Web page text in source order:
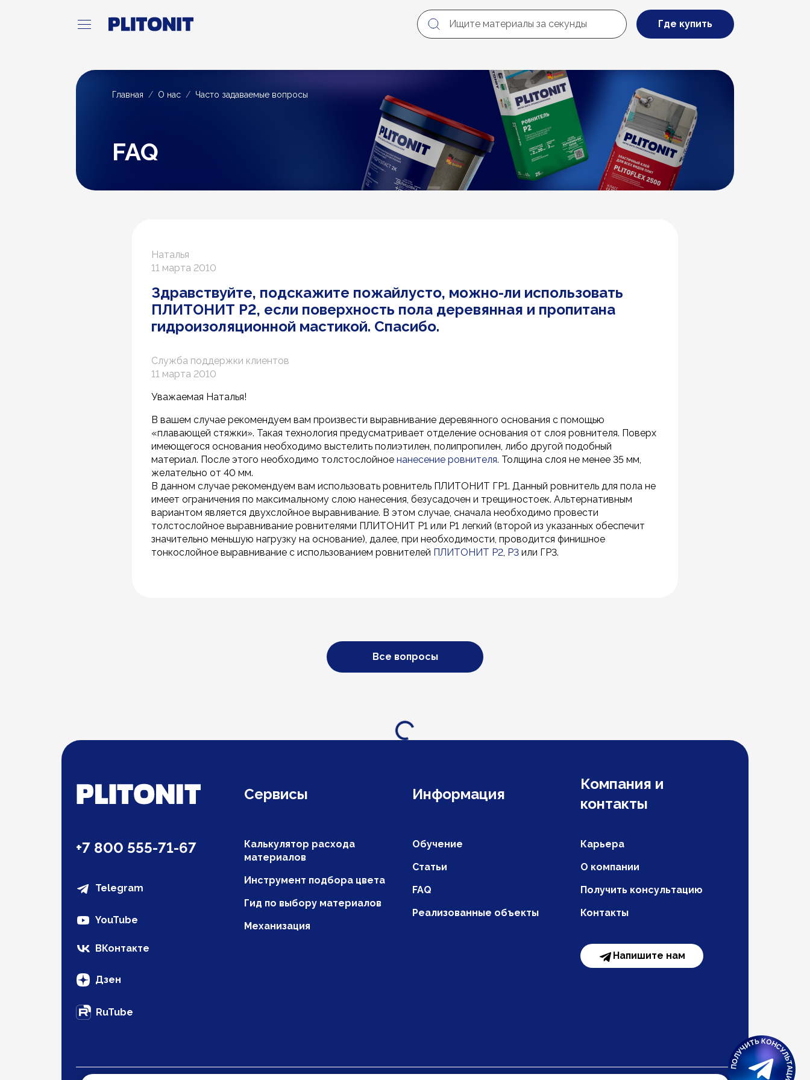
Где купить
Главная О нас Часто задаваемые вопросы
FAQ
Наталья
11 марта 2010
Здравствуйте, подскажите пожайлусто, можно-ли использовать
ПЛИТОНИТ Р2, если поверхность пола деревянная и пропитана
гидроизоляционной мастикой. Спасибо.
Служба поддержки клиентов
11 марта 2010
Уважаемая Наталья!
В вашем случае рекомендуем вам произвести выравнивание деревянного основания с помощью
«плавающей стяжки». Такая технология предусматривает отделение основания от слоя ровнителя. Поверх
имеющегося основания необходимо выстелить полиэтилен, полипропилен, либо другой подобный
материал. После этого необходимо толстослойное нанесение ровнителя. Толщина слоя не менее 35 мм,
желательно от 40 мм.
В данном случае рекомендуем вам использовать ровнитель ПЛИТОНИТ ГР1. Данный ровнитель для пола не
имеет ограничения по максимальному слою нанесения, безусадочен и трещиностоек. Альтернативным
вариантом является двухслойное выравнивание. В этом случае, сначала необходимо провести
толстослойное выравнивание ровнителями ПЛИТОНИТ Р1 или Р1 легкий (второй из указанных обеспечит
значительно меньшую нагрузку на основание), далее, при необходимости, проводится финишное
тонкослойное выравнивание с использованием ровнителей ПЛИТОНИТ Р2, Р3 или ГР3.
Все вопросы
Загрузка...
Сервисы Информация
Компания и
контакты
+7 800 555-71-67
Telegram
YouTube
ВКонтакте
Дзен
RuTube
Калькулятор расхода
материалов
Инструмент подбора цвета
Гид по выбору материалов
Механизация
Обучение
Статьи
FAQ
Реализованные объекты
Карьера
О компании
Получить консультацию
Контакты
Напишите нам